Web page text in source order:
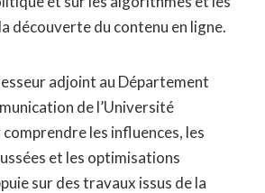
découverte du contenu en ligne.
adjoint au Département
de l’Université
les influences, les
et les optimisations
sur des travaux issus de la